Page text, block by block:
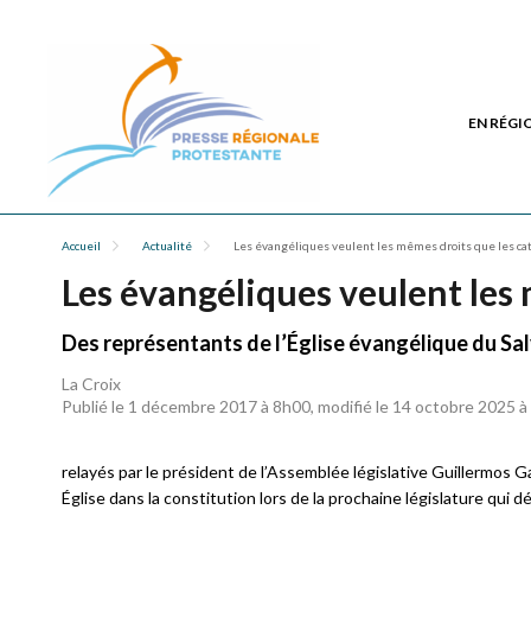
EN
Accueil Actualité Les évangéliques veulent les mêmes droits que les
Les évangéliques veulent
Des représentants de l’Église évangélique du
La Croix
Publié le 1 décembre 2017 à 8h00, modifié le 14 octobre 2025
relayés par le président de l’Assemblée législative Guillermos
Église dans la constitution lors de la prochaine législature qui